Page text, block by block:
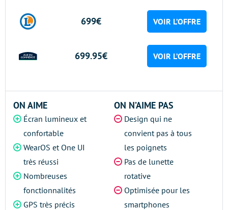
699€ VOIR L’OFFRE
699.95€ VOIR L’OFFRE
ON AIME
Écran lumineux et
confortable
WearOS et One UI
très réussi
Nombreuses
fonctionnalités
GPS très précis
ON N’AIME PAS
Design qui ne
convient pas à tous
les poignets
Pas de lunette
rotative
Optimisée pour les
smartphones